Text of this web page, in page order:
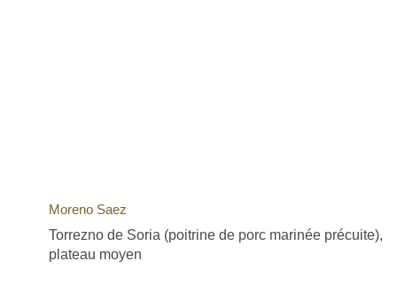
Moreno Saez
Torrezno de Soria (poitrine de porc marinée précuite),
plateau moyen